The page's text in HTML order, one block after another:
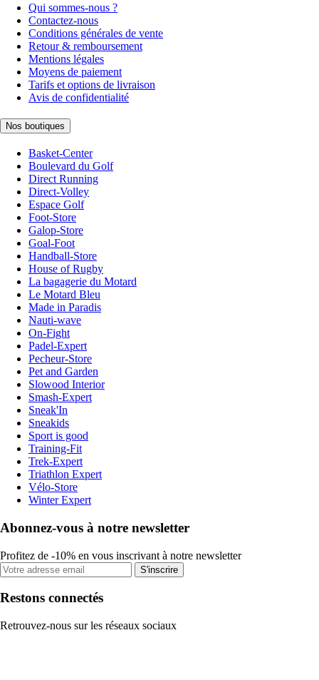
Qui sommes-nous ?
Contactez-nous
Conditions générales de vente
Retour & remboursement
Mentions légales
Moyens de paiement
Tarifs et options de livraison
Avis de confidentialité
Nos boutiques
Basket-Center
Boulevard du Golf
Direct Running
Direct-Volley
Espace Golf
Foot-Store
Galop-Store
Goal-Foot
Handball-Store
House of Rugby
La bagagerie du Motard
Le Motard Bleu
Made in Paradis
Nauti-wave
On-Fight
Padel-Expert
Pecheur-Store
Pet and Garden
Slowood Interior
Smash-Expert
Sneak'In
Sneakids
Sport is good
Training-Fit
Trek-Expert
Triathlon Expert
Vélo-Store
Winter Expert
Abonnez-vous à notre newsletter
Profitez de -10% en vous inscrivant à notre newsletter
S'inscrire
Restons connectés
Retrouvez-nous sur les réseaux sociaux